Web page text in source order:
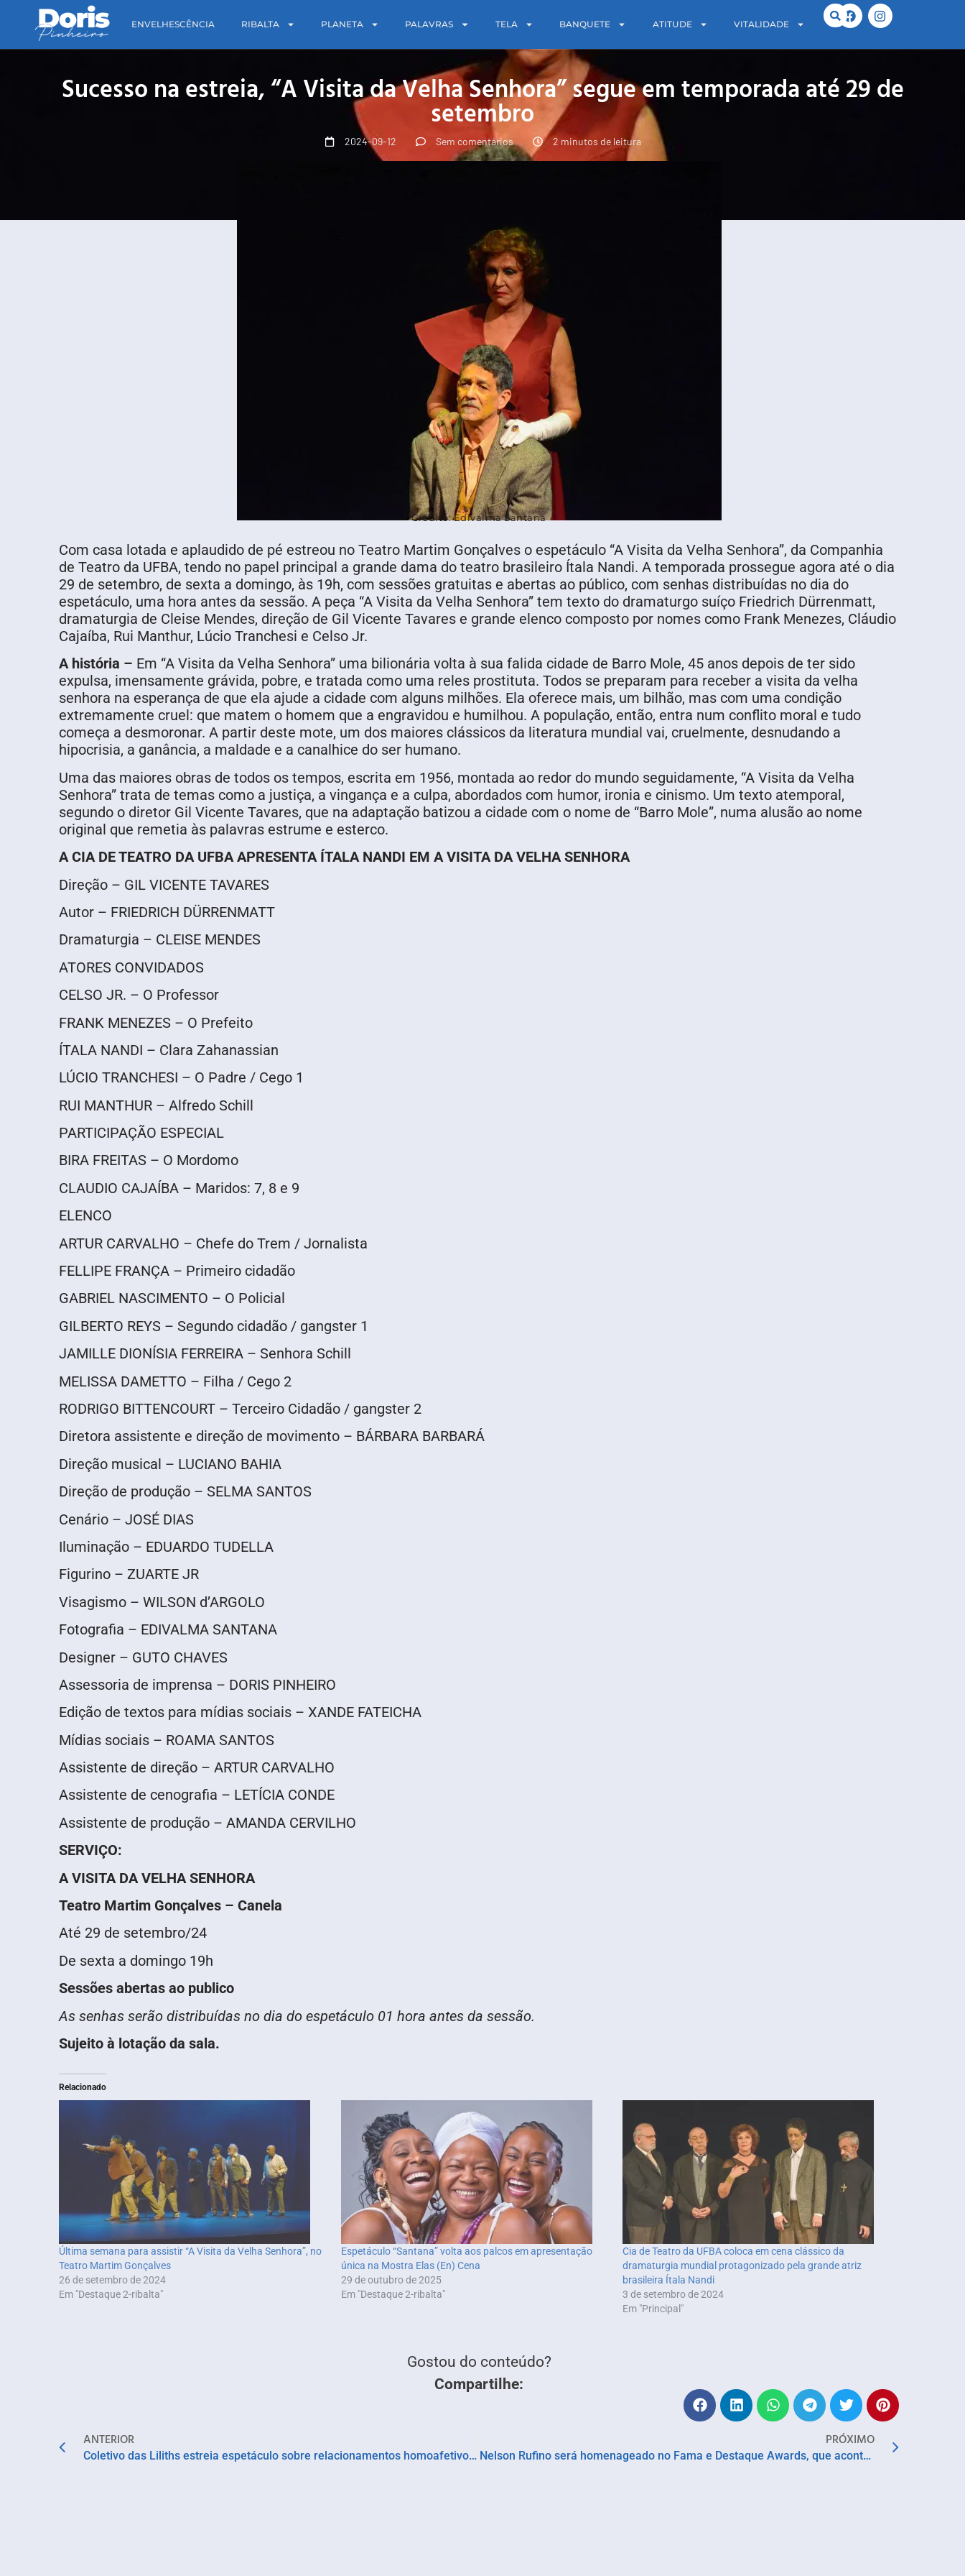
ENVELHESCÊNCIA RIBALTA PLANETA PALAVRAS TELA BANQUETE ATITUDE VITALIDADE
Sucesso na estreia, “A Visita da Velha Senhora” segue em temporada até 29 de
setembro
2024-09-12 Sem comentários 2 minutos de leitura
Crédito: Edivalma Santana
Com casa lotada e aplaudido de pé estreou no Teatro Martim Gonçalves o espetáculo “A Visita da Velha Senhora”, da Companhia
de Teatro da UFBA, tendo no papel principal a grande dama do teatro brasileiro Ítala Nandi. A temporada prossegue agora até o dia
29 de setembro, de sexta a domingo, às 19h, com sessões gratuitas e abertas ao público, com senhas distribuídas no dia do
espetáculo, uma hora antes da sessão. A peça “A Visita da Velha Senhora” tem texto do dramaturgo suíço Friedrich Dürrenmatt,
dramaturgia de Cleise Mendes, direção de Gil Vicente Tavares e grande elenco composto por nomes como Frank Menezes, Cláudio
Cajaíba, Rui Manthur, Lúcio Tranchesi e Celso Jr.
A história – Em “A Visita da Velha Senhora” uma bilionária volta à sua falida cidade de Barro Mole, 45 anos depois de ter sido
expulsa, imensamente grávida, pobre, e tratada como uma reles prostituta. Todos se preparam para receber a visita da velha
senhora na esperança de que ela ajude a cidade com alguns milhões. Ela oferece mais, um bilhão, mas com uma condição
extremamente cruel: que matem o homem que a engravidou e humilhou. A população, então, entra num conflito moral e tudo
começa a desmoronar. A partir deste mote, um dos maiores clássicos da literatura mundial vai, cruelmente, desnudando a
hipocrisia, a ganância, a maldade e a canalhice do ser humano.
Uma das maiores obras de todos os tempos, escrita em 1956, montada ao redor do mundo seguidamente, “A Visita da Velha
Senhora” trata de temas como a justiça, a vingança e a culpa, abordados com humor, ironia e cinismo. Um texto atemporal,
segundo o diretor Gil Vicente Tavares, que na adaptação batizou a cidade com o nome de “Barro Mole”, numa alusão ao nome
original que remetia às palavras estrume e esterco.
A CIA DE TEATRO DA UFBA APRESENTA ÍTALA NANDI EM A VISITA DA VELHA SENHORA
Direção – GIL VICENTE TAVARES
Autor – FRIEDRICH DÜRRENMATT
Dramaturgia – CLEISE MENDES
ATORES CONVIDADOS
CELSO JR. – O Professor
FRANK MENEZES – O Prefeito
ÍTALA NANDI – Clara Zahanassian
LÚCIO TRANCHESI – O Padre / Cego 1
RUI MANTHUR – Alfredo Schill
PARTICIPAÇÃO ESPECIAL
BIRA FREITAS – O Mordomo
CLAUDIO CAJAÍBA – Maridos: 7, 8 e 9
ELENCO
ARTUR CARVALHO – Chefe do Trem / Jornalista
FELLIPE FRANÇA – Primeiro cidadão
GABRIEL NASCIMENTO – O Policial
GILBERTO REYS – Segundo cidadão / gangster 1
JAMILLE DIONÍSIA FERREIRA – Senhora Schill
MELISSA DAMETTO – Filha / Cego 2
RODRIGO BITTENCOURT – Terceiro Cidadão / gangster 2
Diretora assistente e direção de movimento – BÁRBARA BARBARÁ
Direção musical – LUCIANO BAHIA
Direção de produção – SELMA SANTOS
Cenário – JOSÉ DIAS
Iluminação – EDUARDO TUDELLA
Figurino – ZUARTE JR
Visagismo – WILSON d’ARGOLO
Fotografia – EDIVALMA SANTANA
Designer – GUTO CHAVES
Assessoria de imprensa – DORIS PINHEIRO
Edição de textos para mídias sociais – XANDE FATEICHA
Mídias sociais – ROAMA SANTOS
Assistente de direção – ARTUR CARVALHO
Assistente de cenografia – LETÍCIA CONDE
Assistente de produção – AMANDA CERVILHO
SERVIÇO:
A VISITA DA VELHA SENHORA
Teatro Martim Gonçalves – Canela
Até 29 de setembro/24
De sexta a domingo 19h
Sessões abertas ao publico
As senhas serão distribuídas no dia do espetáculo 01 hora antes da sessão.
Sujeito à lotação da sala.
Relacionado
Última semana para assistir “A Visita da Velha Senhora”, no
Teatro Martim Gonçalves
26 de setembro de 2024
Em "Destaque 2-ribalta"
Espetáculo “Santana” volta aos palcos em apresentação
única na Mostra Elas (En) Cena
29 de outubro de 2025
Em "Destaque 2-ribalta"
Cia de Teatro da UFBA coloca em cena clássico da
dramaturgia mundial protagonizado pela grande atriz
brasileira Ítala Nandi
3 de setembro de 2024
Em "Principal"
Gostou do conteúdo?
Compartilhe:
ANTERIOR
Coletivo das Liliths estreia espetáculo sobre relacionamentos homoafetivos e dependência emocional
PRÓXIMO
Nelson Rufino será homenageado no Fama e Destaque Awards, que acontece em São Paulo